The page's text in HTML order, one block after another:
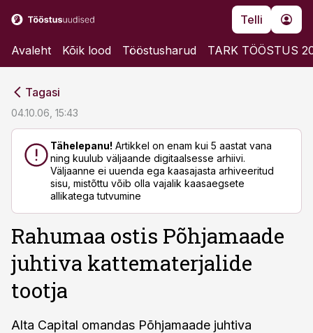
Telli
Avaleht Kõik lood Tööstusharud TARK TÖÖSTUS
Tagasi
04.10.06, 15:43
Tähelepanu! Artikkel on enam kui 5 aastat vana
ning kuulub väljaande digitaalsesse arhiivi.
Väljaanne ei uuenda ega kaasajasta arhiveeritud
sisu, mistõttu võib olla vajalik kaasaegsete
allikatega tutvumine
Rahumaa ostis Põhjamaade
juhtiva kattematerjalide
tootja
Alta Capital omandas Põhjamaade juhtiva